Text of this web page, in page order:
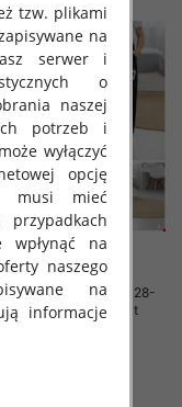
dziewczęce Roz 128-
1 kolor Paczka 7 szt
tzw. plikami
na
serwer i
o
naszej
potrzeb i
wyłączyć
opcję
musi mieć
wpłynąć na
naszego
na
informacje